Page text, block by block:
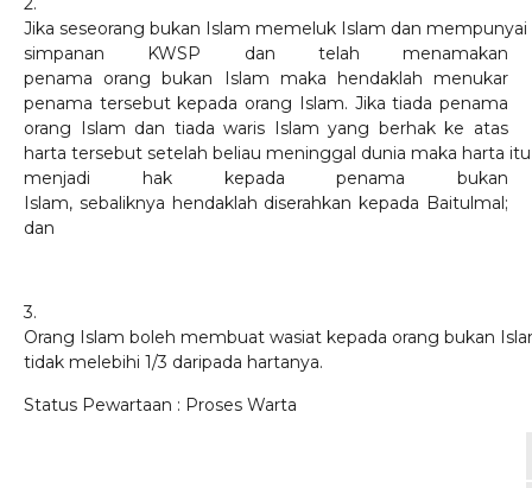
Jika seseorang bukan Islam memeluk Islam dan mempunyai
simpanan KWSP dan telah menamakan
penama orang bukan Islam maka hendaklah menukar
penama tersebut kepada orang Islam. Jika tiada penama
orang Islam dan tiada waris Islam yang berhak ke atas
harta tersebut setelah beliau meninggal dunia maka harta
menjadi hak kepada penama bukan
Islam, sebaliknya hendaklah diserahkan kepada Baitulmal;
dan
3.
Orang Islam boleh membuat wasiat kepada orang bukan
tidak melebihi 1/3 daripada hartanya.
Status Pewartaan : Proses Warta